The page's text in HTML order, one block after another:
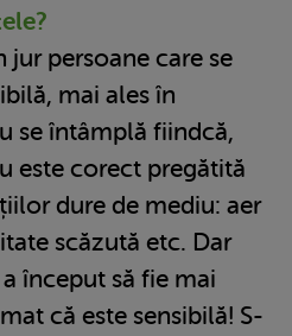
jur persoane care se
mai ales în
se întâmplă fiindcă,
este corect pregătită
dure de mediu: aer
scăzută etc. Dar
început să fie mai
că este sensibilă! S-